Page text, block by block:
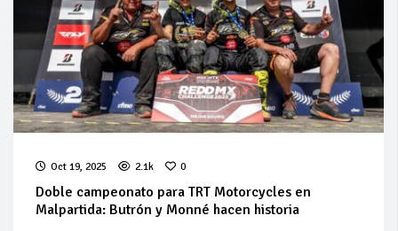
Oct 19, 2025 2.1k 0
Doble campeonato para TRT Motorcycles en
Malpartida: Butrón y Monné hacen historia